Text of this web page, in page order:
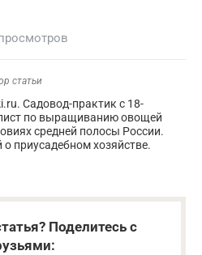
статьи
Садовод-практик с 18-
по выращиванию овощей
средней полосы России.
о приусадебном хозяйстве.
Поделитесь с